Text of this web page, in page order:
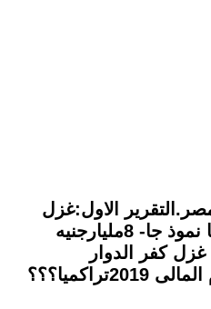
الاول:غزل
كفر الدوار وصباغى البيضا نموذ جا- 8مليارجنيه
غزل كفر الدوار